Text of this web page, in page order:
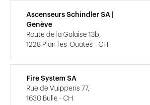
Ascenseurs Schindler SA |
Genève
Route de la Galaise 13b,
1228 Plan-les-Ouates - CH
Fire System SA
Rue de Vuippens 77,
1630 Bulle - CH